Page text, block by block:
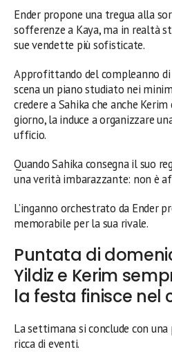
Ender propone una tregua alla
sofferenze a Kaya, ma in realtà
sue vendette più sofisticate.
Approfittando del compleanno di
scena un piano studiato nei
credere a Sahika che anche
giorno, la induce a organizzare
ufficio.
Quando Sahika consegna il suo
una verità imbarazzante: non è
L’inganno orchestrato da Ender
memorabile per la sua rivale.
Puntata di
Yildiz e Kerim
la festa finisce nel
La settimana si conclude con
ricca di eventi.